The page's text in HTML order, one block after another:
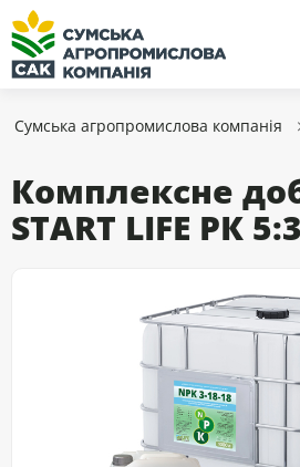
Сумська агропромислова компанія
Комплексне
START LIFE РК